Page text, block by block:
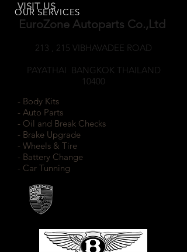
VISIT US
OUR SERVICES
EuroZone Autoparts Co.,Ltd
213 , 215 VIBHAVADEE ROAD
PAYATHAI BANGKOK THAILAND
10400
- Body Kits
- Auto Parts
- Oil and Break Checks
- Brake Upgrade
- Wheels & Tire
- Battery Change
- Car Tunning